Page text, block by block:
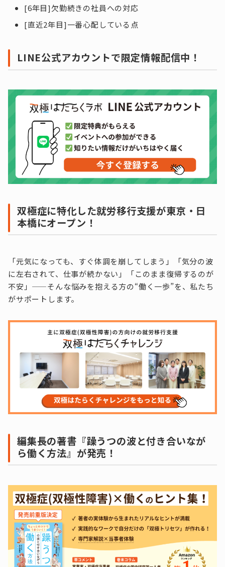
[6年目]欠勤続きの社員への対応
[直近2年目]一番心配している点
LINE公式アカウントで限定情報配信中！
双極症に特化した就労移行支援が東京・日
本橋にオープン！
「元気になっても、すぐ体調を崩してしまう」「気分の波
に左右されて、仕事が続かない」「このまま復帰するのが
不安」——そんな悩みを抱える方の“働く一歩”を、私たち
がサポートします。
編集長の著書『躁うつの波と付き合いなが
ら働く方法』が発売！